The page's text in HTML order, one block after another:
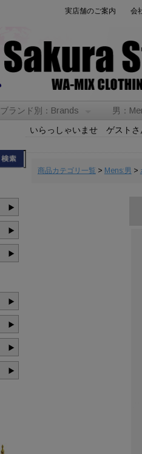
実店舗のご案内 会
ブランド別：Brands 男：
いらっしゃいませ ゲストさ
商品カテゴリ一覧 > Mens:男 >